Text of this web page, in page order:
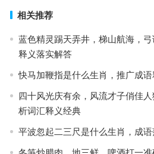
相关推荐
蓝色精灵踢天弄井，梯山航海，
释义落实解答
快马加鞭指是什么生肖，推广成
四十风光庆有余，风流才子俏佳
析词汇释义经典
平波忽起二三尺是什么生肖，成语